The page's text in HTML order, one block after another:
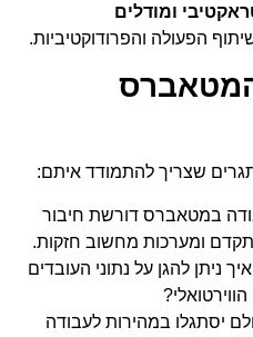
ומודלים
הפעולה והפרודוקטיביות.
שצריך להתמודד איתם:
במטאברס דורשת חיבור
ניתן להגן על נתוני העובדים
יסתגלו במהירות לעבודה